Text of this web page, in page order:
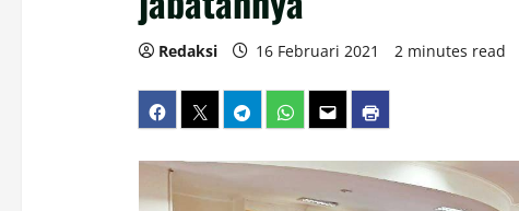
Redaksi 16 Februari 2021 2 minutes read